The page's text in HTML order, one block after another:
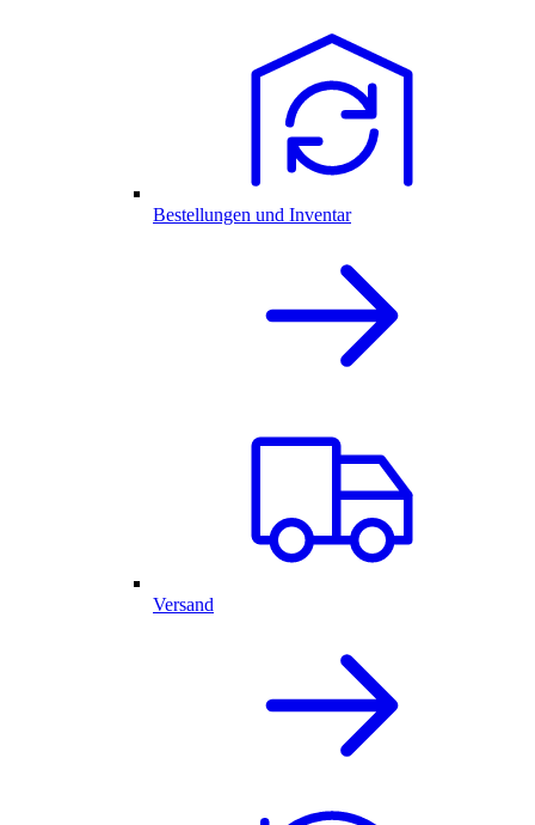
Bestellungen und Inventar
Versand